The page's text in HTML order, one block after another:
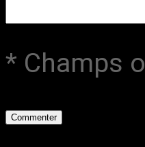
* Champs